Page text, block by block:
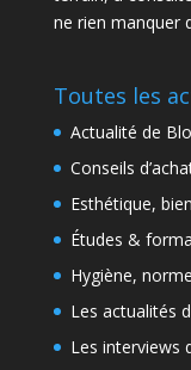
ne rien manquer
Toutes les
Actualité de
Conseils
Esthétique,
Études &
Hygiène,
Les actualités
Les interviews